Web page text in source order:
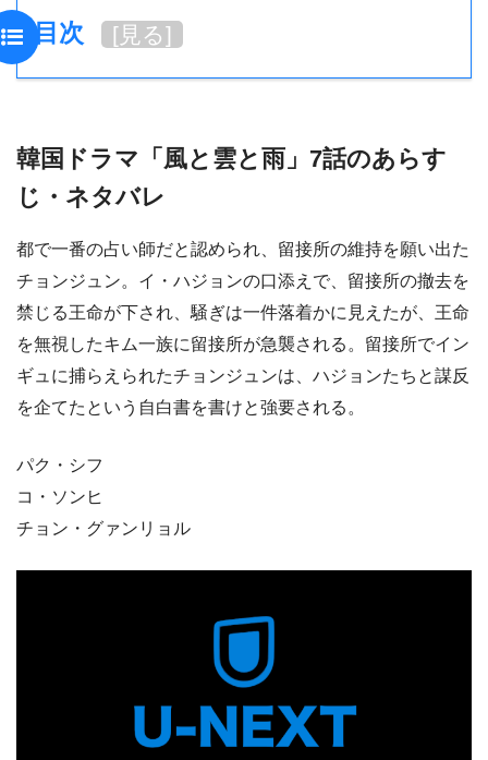
目次 [見る]
韓国ドラマ「風と雲と雨」7話のあらす
じ・ネタバレ
都で一番の占い師だと認められ、留接所の維持を願い出た
チョンジュン。イ・ハジョンの口添えで、留接所の撤去を
禁じる王命が下され、騒ぎは一件落着かに見えたが、王命
を無視したキム一族に留接所が急襲される。留接所でイン
ギュに捕らえられたチョンジュンは、ハジョンたちと謀反
を企てたという自白書を書けと強要される。
パク・シフ
コ・ソンヒ
チョン・グァンリョル